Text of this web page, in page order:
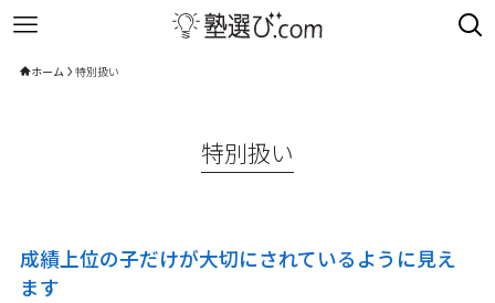
ホーム 特別扱い
特別扱い
成績上位の子だけが大切にされているように見え
ます